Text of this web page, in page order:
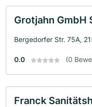
Grotjahn GmbH
Bergedorfer Str. 75A,
0.0 (0
Franck